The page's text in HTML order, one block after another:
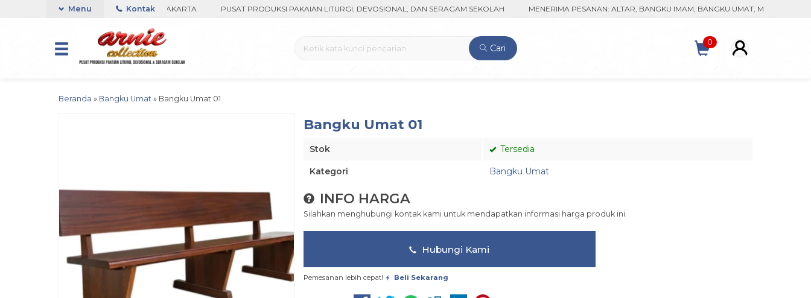
ARNIE COLLECTION-BORO, YOGYAKARTA PUSAT PRODUKSI PAKAIAN LITURGI, DEVOSIONAL, DAN SERAGAM SEKOLAH MENERIMA PESANAN: ALTAR, BANGKU IMAM, BANGKU UMAT, MONSTRAN, KACA
Menu Kontak
Cari
0
Beranda » Bangku Umat » Bangku Umat 01
Bangku Umat 01
Stok Tersedia
Kategori Bangku Umat
INFO HARGA
Silahkan menghubungi kontak kami untuk mendapatkan informasi harga produk ini.
Hubungi Kami
Pemesanan lebih cepat! Beli Sekarang